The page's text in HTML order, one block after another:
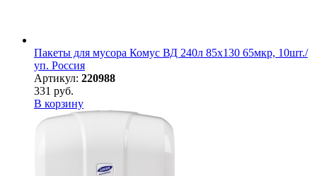
Пакеты для мусора Комус ВД 240л 85х130 65мкр, 10шт./
уп. Россия
Артикул: 220988
331 руб.
В корзину